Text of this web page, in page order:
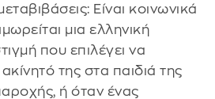
Είναι κοινωνικά
μια ελληνική
που επιλέγει να
της στα παιδιά της
ή όταν ένας